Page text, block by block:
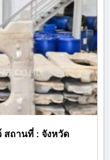
สถานที่ : จังหวัด